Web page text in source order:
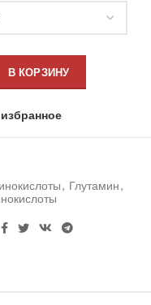
В КОРЗИНУ
, Глутамин,